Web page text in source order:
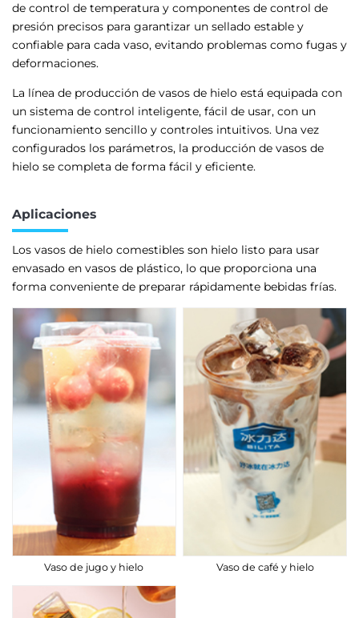
de control de temperatura y componentes de control de
presión precisos para garantizar un sellado estable y
confiable para cada vaso, evitando problemas como fugas y
deformaciones.
La línea de producción de vasos de hielo está equipada con
un sistema de control inteligente, fácil de usar, con un
funcionamiento sencillo y controles intuitivos. Una vez
configurados los parámetros, la producción de vasos de
hielo se completa de forma fácil y eficiente.
Aplicaciones
Los vasos de hielo comestibles son hielo listo para usar
envasado en vasos de plástico, lo que proporciona una
forma conveniente de preparar rápidamente bebidas frías.
Vaso de jugo y hielo Vaso de café y hielo